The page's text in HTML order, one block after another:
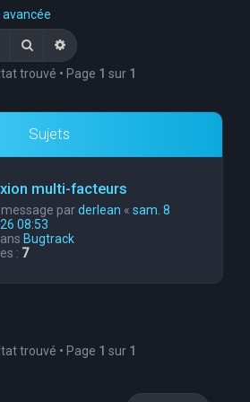
RechercherRecherche avancée
trouvé • Page 1 sur 1
Sujets
multi-facteurs
message parderlean « sam. 8
08:53
Bugtrack
: 7
trouvé • Page 1 sur 1